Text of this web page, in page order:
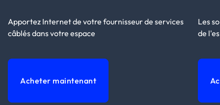
Apportez Internet de votre fournisseur de services
câblés dans votre espace
Acheter maintenant
Les
de